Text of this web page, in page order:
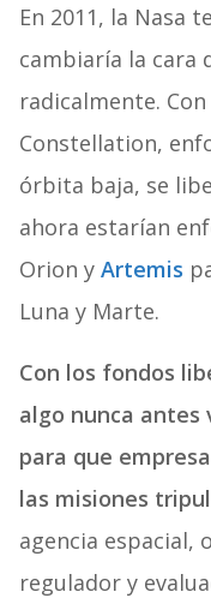
En 2011, la Nasa
cambiaría la cara
radicalmente.
Constellation,
órbita baja, se
ahora estarían
Orion y Artemis
Luna y Marte.
Con los fondos
algo nunca antes
para que
las misiones
agencia espacial,
regulador y